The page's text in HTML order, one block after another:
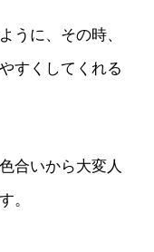
うに、その時、
すくしてくれる
合いから大変人
。